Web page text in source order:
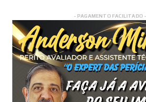
- PAGAMENTO FACILITADO -